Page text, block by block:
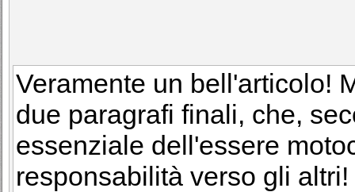
Veramente un bell'articolo!
due paragrafi finali, che,
essenziale dell'essere
responsabilità verso gli altri!